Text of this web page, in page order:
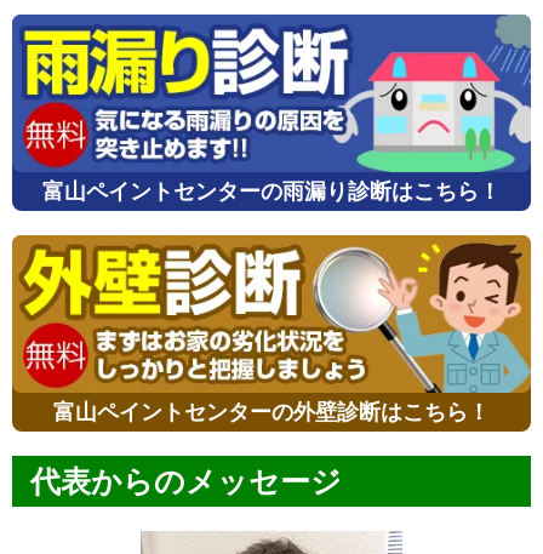
富山ペイントセンターの雨漏り診断はこちら！
富山ペイントセンターの外壁診断はこちら！
代表からのメッセージ